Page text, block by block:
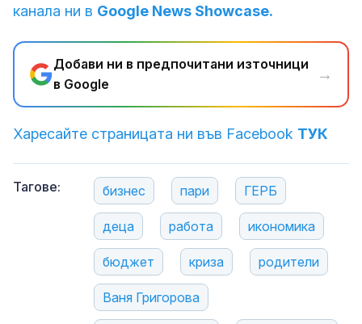
канала ни в Google News Showcase.
Добави ни в предпочитани източници
в Google
→
Харесайте страницата ни във Facebook ТУК
Тагове: бизнес пари ГЕРБ
деца работа икономика
бюджет криза родители
Ваня Григорова